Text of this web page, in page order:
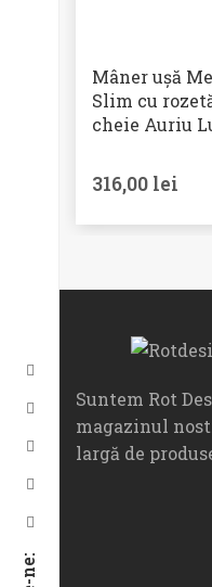
Mâner ușă
Slim cu
cheie Auriu
316,00 lei
Suntem Rot
magazinul
largă de